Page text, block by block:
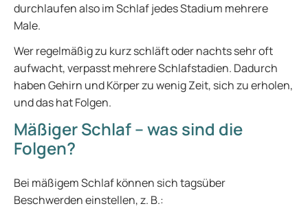
durchlaufen also im Schlaf jedes Stadium mehrere
Male.
Wer regelmäßig zu kurz schläft oder nachts sehr oft
aufwacht, verpasst mehrere Schlafstadien. Dadurch
haben Gehirn und Körper zu wenig Zeit, sich zu erholen,
und das hat Folgen.
Mäßiger Schlaf – was sind die
Folgen?
Bei mäßigem Schlaf können sich tagsüber
Beschwerden einstellen, z. B.: